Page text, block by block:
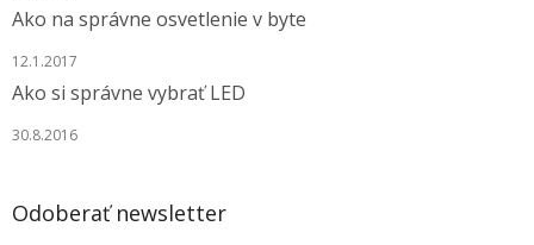
Ako na správne osvetlenie v byte
12.1.2017
Ako si správne vybrať LED
30.8.2016
Odoberať newsletter